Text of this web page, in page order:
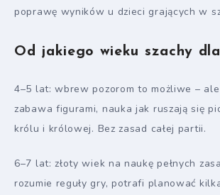
poprawę wyników u dzieci grających w
Od jakiego wieku szachy
4–5 lat: wbrew pozorom to możliwe –
zabawa figurami, nauka jak ruszają się
królu i królowej. Bez zasad całej partii.
6–7 lat: złoty wiek na naukę pełnych
rozumie reguły gry, potrafi planować